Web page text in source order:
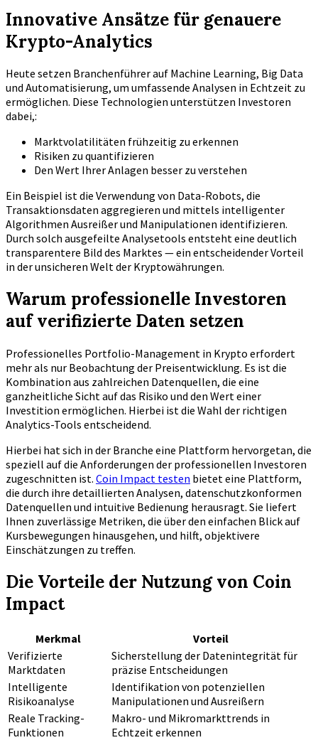
Innovative Ansätze für genauere
Krypto-Analytics
Heute setzen Branchenführer auf Machine Learning, Big Data
und Automatisierung, um umfassende Analysen in Echtzeit zu
ermöglichen. Diese Technologien unterstützen Investoren
dabei,:
Marktvolatilitäten frühzeitig zu erkennen
Risiken zu quantifizieren
Den Wert Ihrer Anlagen besser zu verstehen
Ein Beispiel ist die Verwendung von Data-Robots, die
Transaktionsdaten aggregieren und mittels intelligenter
Algorithmen Ausreißer und Manipulationen identifizieren.
Durch solch ausgefeilte Analysetools entsteht eine deutlich
transparentere Bild des Marktes — ein entscheidender Vorteil
in der unsicheren Welt der Kryptowährungen.
Warum professionelle Investoren
auf verifizierte Daten setzen
Professionelles Portfolio-Management in Krypto erfordert
mehr als nur Beobachtung der Preisentwicklung. Es ist die
Kombination aus zahlreichen Datenquellen, die eine
ganzheitliche Sicht auf das Risiko und den Wert einer
Investition ermöglichen. Hierbei ist die Wahl der richtigen
Analytics-Tools entscheidend.
Hierbei hat sich in der Branche eine Plattform hervorgetan, die
speziell auf die Anforderungen der professionellen Investoren
zugeschnitten ist. Coin Impact testen bietet eine Plattform,
die durch ihre detaillierten Analysen, datenschutzkonformen
Datenquellen und intuitive Bedienung herausragt. Sie liefert
Ihnen zuverlässige Metriken, die über den einfachen Blick auf
Kursbewegungen hinausgehen, und hilft, objektivere
Einschätzungen zu treffen.
Die Vorteile der Nutzung von Coin
Impact
Merkmal
Vorteil
Verifizierte
Marktdaten
Sicherstellung der Datenintegrität für
präzise Entscheidungen
Intelligente
Risikoanalyse
Identifikation von potenziellen
Manipulationen und Ausreißern
Reale Tracking-
Funktionen
Makro- und Mikromarkttrends in
Echtzeit erkennen